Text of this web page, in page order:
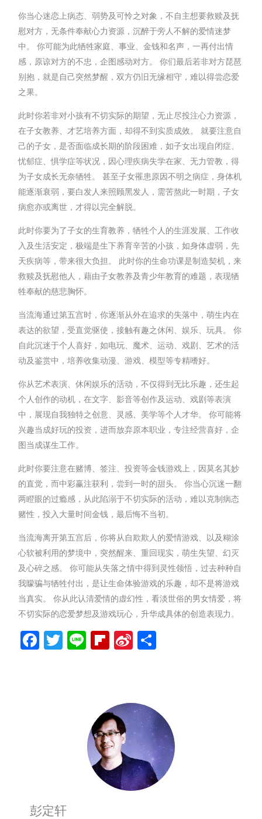
你当心迷恋上病态、弱势及可怜之对象，不自主想要救赎及抚
慰对方，无条件奉献心力资源，沉醉于旁人不解的爱情迷梦
中。 你可能为此牺牲家庭、事业、金钱和名声，一再付出情
感，原谅对方的不忠，企图感动对方。 你们最后若非对方琵琶
别抱，就是自己突然梦醒，双方仍旧无缘相守，难以得尝恋爱
之果。
此时你若非对小孩有不切实际的期望，无止尽投注心力资源，
在子女教养、才艺培养方面，却得不到实质成效。 就要注意自
己的子女，是否面临成长期的阶段困难，如子女出现自闭症、
忧郁症、惧学症等状况，因心理疾病失学在家、无力管教，得
为子女成长无奈牺牲。 甚至子女罹患原因不明之病症，身体机
能逐渐衰弱，要白发人来照顾黑发人，需苦熬此一时期，子女
病愈亦或离世，才得以完全解脱。
此时你要为了子女的生育教养，牺牲个人的生涯发展、工作收
入及生活安定，极端是生下养育辛苦的小孩，如身体虚弱，先
天疾病等，带来很大负担。 此时你的生命功课是制造契机，来
救赎及抚慰他人，藉由子女教养及青少年教育的难题，表现牺
牲奉献的慈悲胸怀。
当流海通过第五宫时，你逐渐从外在追求的失落中，萌生内在
表达的欲望，受直觉驱使，接触有趣之休闲、娱乐、玩具。 你
自此沉迷于个人喜好，如电玩、魔术、运动、戏剧、艺术的活
动及鉴赏中，培养收集动漫、游戏、模型等专精嗜好。
你从艺术表演、休闲娱乐的活动，不仅得到无比乐趣，还生起
个人创作的动机，在文字、影音等创作及运动、戏剧等表演
中，展现自我独特之创意、灵感、美学等个人才华。 你可能将
兴趣当成好玩的投资，进而放弃原本职业，专注经营喜好，企
图当成谋生工作。
此时你要注意在赌博、签注、投资等金钱游戏上，因莫名其妙
的直觉，而中彩赢注获利，尝到一时的甜头。 你当心沉迷一翻
两瞪眼的过瘾感，从此陷溺于不切实际的活动，难以克制病态
赌性，投入大量时间金钱，最后悔不当初。
当流海离开第五宫后，你将从自欺欺人的爱情游戏、以及糊涂
心软被利用的梦境中，突然醒来、重回现实，萌生失望、幻灭
及心碎之感。 你可能从失落之情中得到灵性领悟，过去种种自
我矇骗与牺牲付出，是让生命体验游戏的乐趣，却不是将游戏
当真实。 你从此认清爱情的虚幻性，看淡世俗的男女情爱，将
不切实际的恋爱梦想及游戏玩心，升华成具体的创造表现力。
Facebook
Twitter
LineFlipboard
Sina
彭定轩